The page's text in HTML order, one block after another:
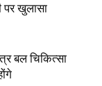
पर खुलासा
बल चिकित्सा